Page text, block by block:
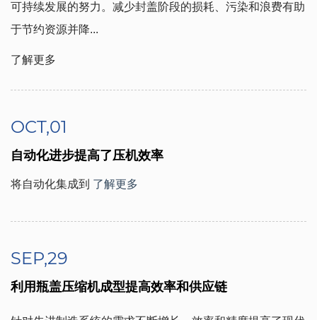
可持续发展的努力。减少封盖阶段的损耗、污染和浪费有助
于节约资源并降...
了解更多
OCT,01
自动化进步提高了压机效率
将自动化集成到 了解更多
SEP,29
利用瓶盖压缩机成型提高效率和供应链